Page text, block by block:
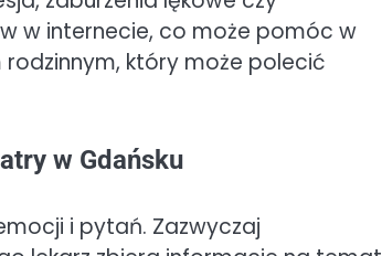
w internecie, co może pomóc w
który może polecić
w Gdańsku
i pytań. Zazwyczaj